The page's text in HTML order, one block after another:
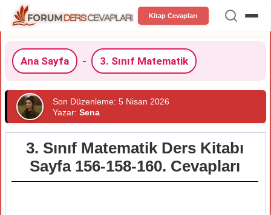
Kitap Cevapları
Ana Sayfa - 3. Sınıf Matematik
Son Düzenleme: 5 Nisan 2026
Yazar: Sena
3. Sınıf Matematik Ders Kitabı
Sayfa 156-158-160. Cevapları